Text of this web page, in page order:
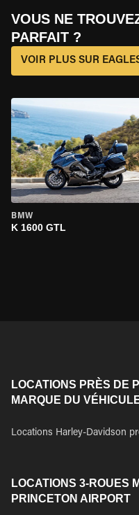
VOUS NE
PARFAIT ?
VOIR PLUS SUR
BMW
K 1600 GTL
LOCATIONS PRÈS DE
MARQUE DU
Locations Harley-Davidson
LOCATIONS 3-ROUES
PRINCETON AIRPORT